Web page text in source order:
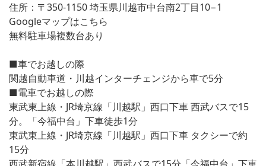
住所：〒350-1150 埼玉県川越市中台南2丁目10−1
Googleマップはこちら
無料駐車場複数台あり
■車でお越しの際
関越自動車道・川越インターチェンジから車で5分
■電車でお越しの際
東武東上線・JR埼京線「川越駅」西口下車 西武バスで15
分。「今福中台」下車徒歩1分
東武東上線・JR埼京線「川越駅」西口下車 タクシーで約
15分